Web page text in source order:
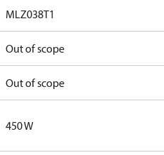
MLZ038T1
Out of scope
Out of scope
450 W